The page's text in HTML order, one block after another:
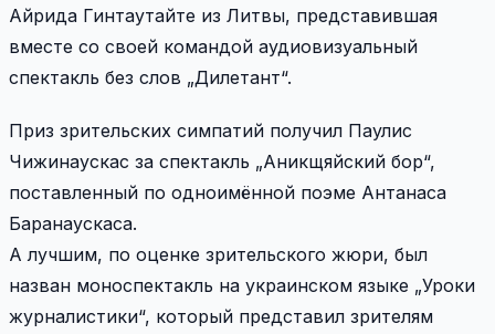
Айрида Гинтаутайте из Литвы, представившая
вместе со своей командой аудиовизуальный
спектакль без слов „Дилетант“.
Приз зрительских симпатий получил Паулис
Чижинаускас за спектакль „Аникщяйский бор“,
поставленный по одноимённой поэме Антанаса
Баранаускаса.
А лучшим, по оценке зрительского жюри, был
назван моноспектакль на украинском языке „Уроки
журналистики“, который представил зрителям